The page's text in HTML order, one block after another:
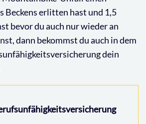
Beckens erlitten hast und 1,5
bevor du auch nur wieder an
dann bekommst du auch in dem
dein